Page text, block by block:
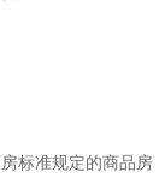
标准规定的商品房